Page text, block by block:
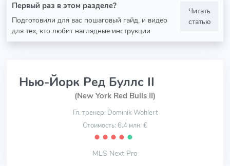
Первый раз в этом разделе?
Подготовили для вас пошаговый гайд, и видео
для тех, кто любит наглядные инструкции
Читать
статью
Нью-Йорк Ред Буллс II
(New York Red Bulls II)
Гл. тренер: Dominik Wohlert
Стоимость: 6.4 млн. €
⬤ ⬤ ⬤ ⬤ ⬤
MLS Next Pro